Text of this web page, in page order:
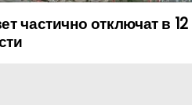
частично отключат в 12